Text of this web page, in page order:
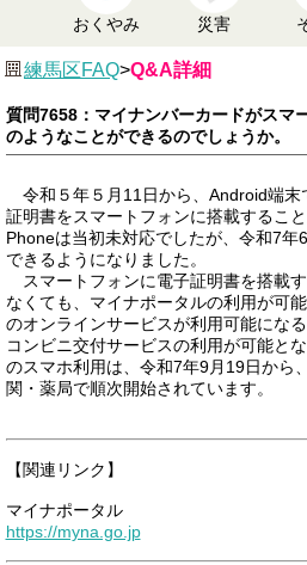
おくやみ 災害
練馬区FAQ>Q&A詳細
質問7658：マイナンバーカードがスマ
のようなことができるのでしょうか。
令和５年５月11日から、Android端末
証明書をスマートフォンに搭載するこ
Phoneは当初未対応でしたが、令和7
できるようになりました。
スマートフォンに電子証明書を搭載
なくても、マイナポータルの利用が可
のオンラインサービスが利用可能にな
コンビニ交付サービスの利用が可能と
のスマホ利用は、令和7年9月19日から
関・薬局で順次開始されています。
【関連リンク】
マイナポータル
https://myna.go.jp